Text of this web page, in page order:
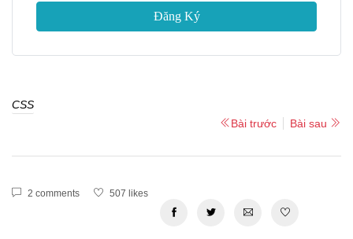
Đăng Ký
CSS
Bài trước
Bài sau
2 comments 507 likes